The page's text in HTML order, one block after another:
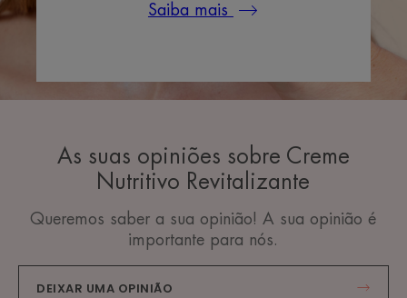
Saiba mais
As suas opiniões sobre Creme
Nutritivo Revitalizante
Queremos saber a sua opinião! A sua opinião é
importante para nós.
DEIXAR UMA OPINIÃO